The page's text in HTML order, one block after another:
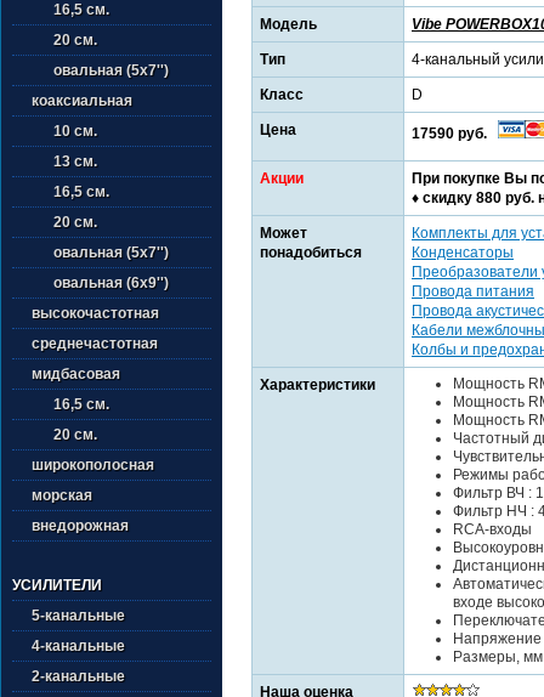
16,5 см.
20 см.
овальная (5х7'')
коаксиальная
10 см.
13 см.
16,5 см.
20 см.
овальная (5х7'')
овальная (6х9'')
высокочастотная
среднечастотная
мидбасовая
16,5 см.
20 см.
широкополосная
морская
внедорожная
УСИЛИТЕЛИ
5-канальные
4-канальные
2-канальные
Модель Vibe
Тип 4-канальный
Класс D
Цена 17590 руб.
Акции
При покупке Вы
♦ cкидку 880 руб.
Может
понадобиться
Комплекты для
Конденсаторы
Преобразователи
Провода питания
Провода
Кабели
Колбы и
Характеристики
Мощность
Мощность
Мощность
Частотный
Режимы
Фильтр ВЧ :
Фильтр НЧ :
RCA-входы
входе
Напряжение
Размеры, мм
Наша оценка